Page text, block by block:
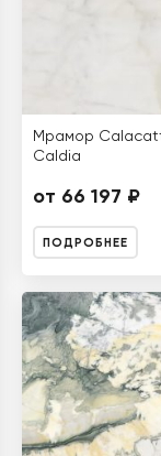
Мрамор
Caldia
от 66 197 ₽
ПОДРОБНЕЕ